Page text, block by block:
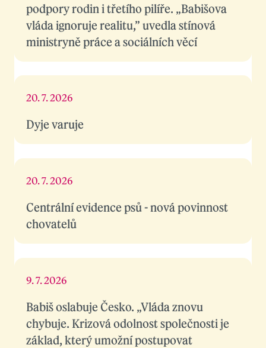
podpory rodin i třetího pilíře. „Babišova
vláda ignoruje realitu,” uvedla stínová
ministryně práce a sociálních věcí
Dyje varuje
20. 7. 2026
Centrální evidence psů - nová povinnost
chovatelů
20. 7. 2026
Babiš oslabuje Česko. „Vláda znovu
chybuje. Krizová odolnost společnosti je
základ, který umožní postupovat
9. 7. 2026